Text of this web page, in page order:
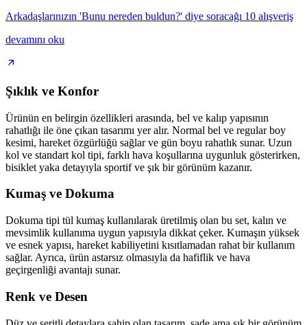
Arkadaşlarınızın 'Bunu nereden buldun?' diye soracağı 10 alışveriş
devamını oku
Şıklık ve Konfor
Ürünün en belirgin özellikleri arasında, bel ve kalıp yapısının
rahatlığı ile öne çıkan tasarımı yer alır. Normal bel ve regular boy
kesimi, hareket özgürlüğü sağlar ve gün boyu rahatlık sunar. Uzun
kol ve standart kol tipi, farklı hava koşullarına uygunluk gösterirken,
bisiklet yaka detayıyla sportif ve şık bir görünüm kazanır.
Kumaş ve Dokuma
Dokuma tipi tül kumaş kullanılarak üretilmiş olan bu set, kalın ve
mevsimlik kullanıma uygun yapısıyla dikkat çeker. Kumaşın yüksek
ve esnek yapısı, hareket kabiliyetini kısıtlamadan rahat bir kullanım
sağlar. Ayrıca, ürün astarsız olmasıyla da hafiflik ve hava
geçirgenliği avantajı sunar.
Renk ve Desen